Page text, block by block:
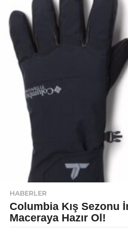
HABERLER
Columbia Kış Sezonu
Maceraya Hazır Ol!